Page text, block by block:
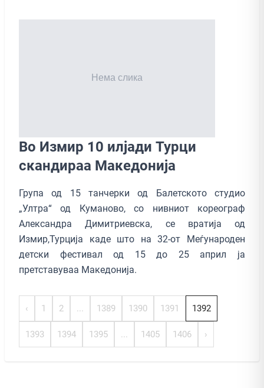
Во Измир 10 илјади Турци
скандираа Македонија
Група од 15 танчерки од Балетското студио
„Ултра“ од Куманово, со нивниот кореограф
Александра Димитриевска, се вратија од
Измир,Турција каде што на 32-от Меѓународен
детски фестивал од 15 до 25 април ја
претставуваа Македонија.
‹ 1 2 ... 1389 1390 1391 1392
1393 1394 1395 ... 1405 1406 ›